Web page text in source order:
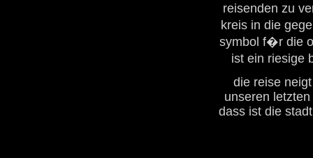
reisenden zu
kreis in die
symbol f�r die
ist ein riesige
die reise
unseren
dass ist die